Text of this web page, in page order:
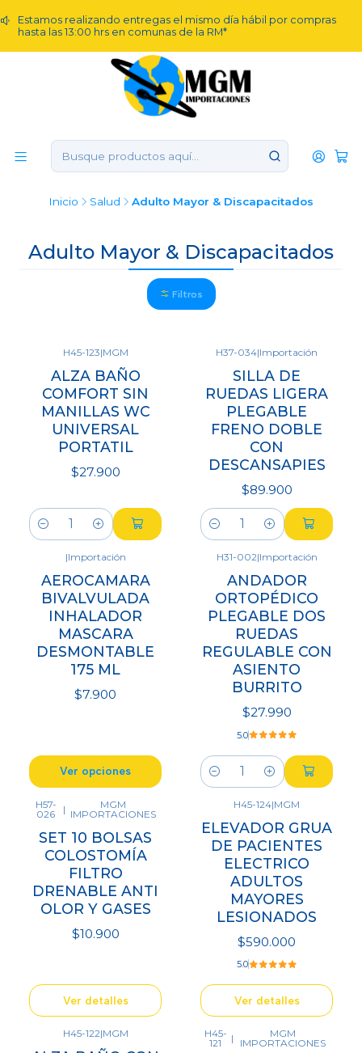
Estamos realizando entregas el mismo día hábil por compras
hasta las 13:00 hrs en comunas de la RM*
Inicio Salud Adulto Mayor & Discapacitados
Adulto Mayor & Discapacitados
Filtros
H45-123|MGM
ALZA BAÑO
COMFORT SIN
MANILLAS WC
UNIVERSAL
PORTATIL
$27.900
Cantidad
H37-034|Importación
SILLA DE
RUEDAS LIGERA
PLEGABLE
FRENO DOBLE
CON
DESCANSAPIES
$89.900
Cantidad
|Importación
AEROCAMARA
BIVALVULADA
INHALADOR
MASCARA
DESMONTABLE
175 ML
$7.900
Ver opciones
H31-002|Importación
ANDADOR
ORTOPÉDICO
PLEGABLE DOS
RUEDAS
REGULABLE CON
ASIENTO
BURRITO
$27.990
5.0
Cantidad
Agotado
H57-
026
|
MGM
IMPORTACIONES
SET 10 BOLSAS
COLOSTOMÍA
FILTRO
DRENABLE ANTI
OLOR Y GASES
$10.900
Ver detalles
H45-124|MGM
ELEVADOR GRUA
DE PACIENTES
ELECTRICO
ADULTOS
MAYORES
LESIONADOS
$590.000
5.0
Ver detalles
H45-122|MGM
Agotado
H45-
121
|
MGM
IMPORTACIONES